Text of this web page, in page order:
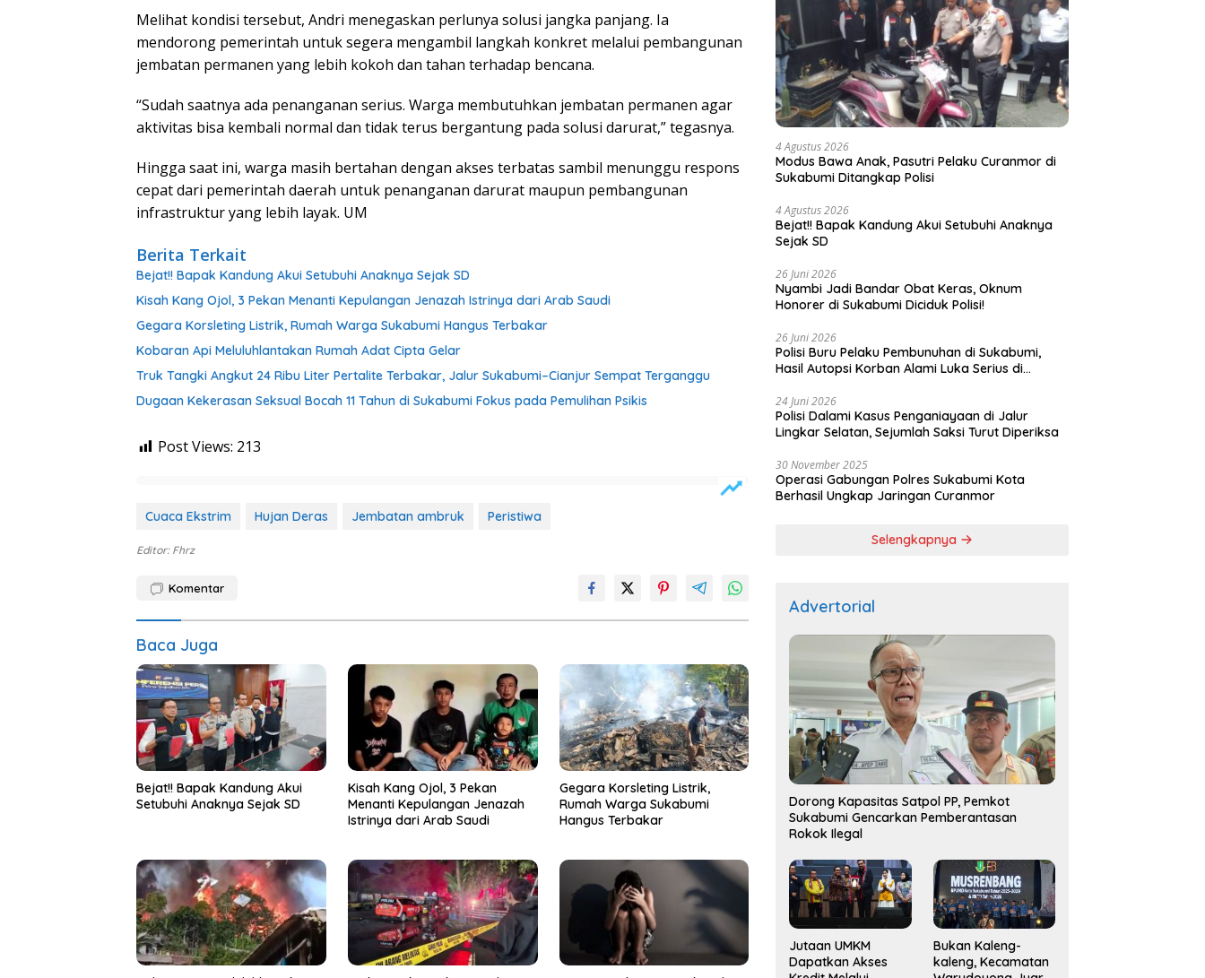
Melihat kondisi tersebut, Andri menegaskan perlunya solusi jangka panjang. Ia
mendorong pemerintah untuk segera mengambil langkah konkret melalui pembangunan
jembatan permanen yang lebih kokoh dan tahan terhadap bencana.
“Sudah saatnya ada penanganan serius. Warga membutuhkan jembatan permanen agar
aktivitas bisa kembali normal dan tidak terus bergantung pada solusi darurat,” tegasnya.
Hingga saat ini, warga masih bertahan dengan akses terbatas sambil menunggu respons
cepat dari pemerintah daerah untuk penanganan darurat maupun pembangunan
infrastruktur yang lebih layak. UM
Berita Terkait
Bejat!! Bapak Kandung Akui Setubuhi Anaknya Sejak SD
Kisah Kang Ojol, 3 Pekan Menanti Kepulangan Jenazah Istrinya dari Arab Saudi
Gegara Korsleting Listrik, Rumah Warga Sukabumi Hangus Terbakar
Kobaran Api Meluluhlantakan Rumah Adat Cipta Gelar
Truk Tangki Angkut 24 Ribu Liter Pertalite Terbakar, Jalur Sukabumi–Cianjur Sempat Terganggu
Dugaan Kekerasan Seksual Bocah 11 Tahun di Sukabumi Fokus pada Pemulihan Psikis
Post Views: 213
Cuaca Ekstrim Hujan Deras Jembatan ambruk Peristiwa
Editor: Fhrz
Komentar
Baca Juga
Bejat!! Bapak Kandung Akui
Setubuhi Anaknya Sejak SD
Kisah Kang Ojol, 3 Pekan
Menanti Kepulangan Jenazah
Istrinya dari Arab Saudi
Gegara Korsleting Listrik,
Rumah Warga Sukabumi
Hangus Terbakar
4 Agustus 2026
Modus Bawa Anak, Pasutri Pelaku Curanmor di
Sukabumi Ditangkap Polisi
4 Agustus 2026
Bejat!! Bapak Kandung Akui Setubuhi Anaknya
Sejak SD
26 Juni 2026
Nyambi Jadi Bandar Obat Keras, Oknum
Honorer di Sukabumi Diciduk Polisi!
26 Juni 2026
Polisi Buru Pelaku Pembunuhan di Sukabumi,
Hasil Autopsi Korban Alami Luka Serius di
24 Juni 2026
Polisi Dalami Kasus Penganiayaan di Jalur
Lingkar Selatan, Sejumlah Saksi Turut Diperiksa
30 November 2025
Operasi Gabungan Polres Sukabumi Kota
Berhasil Ungkap Jaringan Curanmor
Selengkapnya
Advertorial
Dorong Kapasitas Satpol PP, Pemkot
Sukabumi Gencarkan Pemberantasan
Rokok Ilegal
Jutaan UMKM
Dapatkan Akses
Bukan Kaleng-
kaleng, Kecamatan